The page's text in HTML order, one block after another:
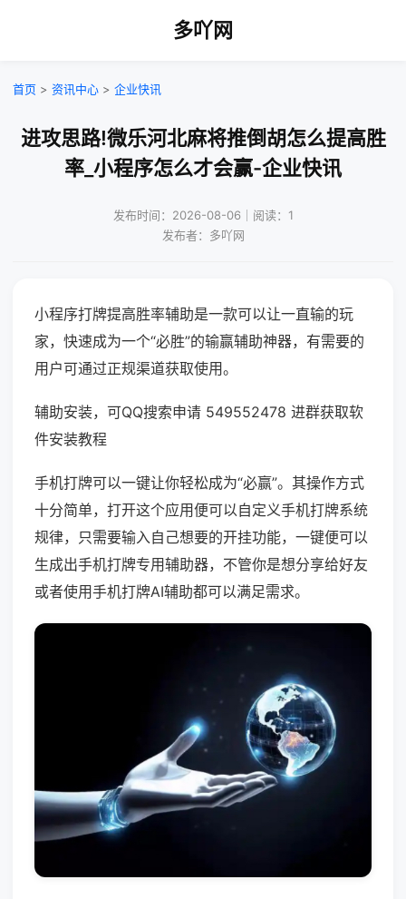
多吖网
首页 > 资讯中心 > 企业快讯
进攻思路!微乐河北麻将推倒胡怎么提高胜
率_小程序怎么才会赢-企业快讯
发布时间：2026-08-06｜阅读：1
发布者：多吖网
小程序打牌提高胜率辅助是一款可以让一直输的玩
家，快速成为一个“必胜”的输赢辅助神器，有需要的
用户可通过正规渠道获取使用。
辅助安装，可QQ搜索申请 549552478 进群获取软
件安装教程
手机打牌可以一键让你轻松成为“必赢”。其操作方式
十分简单，打开这个应用便可以自定义手机打牌系统
规律，只需要输入自己想要的开挂功能，一键便可以
生成出手机打牌专用辅助器，不管你是想分享给好友
或者使用手机打牌AI辅助都可以满足需求。